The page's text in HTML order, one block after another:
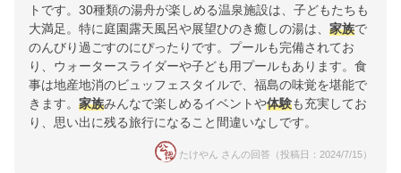
トです。30種類の湯舟が楽しめる温泉施設は、子どもたちも
大満足。特に庭園露天風呂や展望ひのき癒しの湯は、 家族で
のんびり過ごすのにぴったりです。プールも完備されてお
り、ウォータースライダーや子ども用プールもあります。食
事は地産地消のビュッフェスタイルで、福島の味覚を堪能で
きます。 家族みんなで楽しめるイベントや体験も充実してお
り、思い出に残る旅行になること間違いなしです。
たけやん さんの回答（投稿日：2024/7/15）